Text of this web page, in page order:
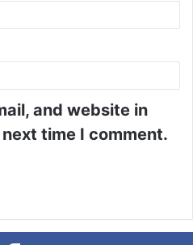
and website in
time I comment.